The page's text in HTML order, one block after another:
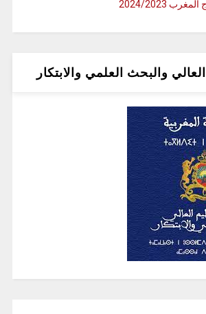
2024/2023
والبحث العلمي والابتكار